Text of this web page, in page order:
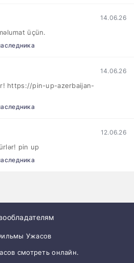
14.06.26
üçün.
14.06.26
12.06.26
Sayt mükəmməldir. Təşəkkürlər! pin up
Ужасов
смотреть онлайн.